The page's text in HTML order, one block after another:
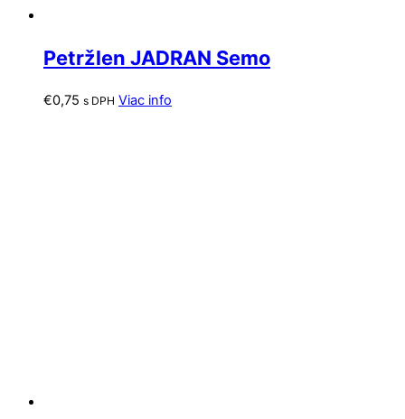
Petržlen JADRAN Semo
€0,75 s DPH Viac info